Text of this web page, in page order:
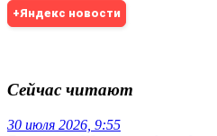
+Яндекс новости
Сейчас читают
30 июля 2026, 9:55